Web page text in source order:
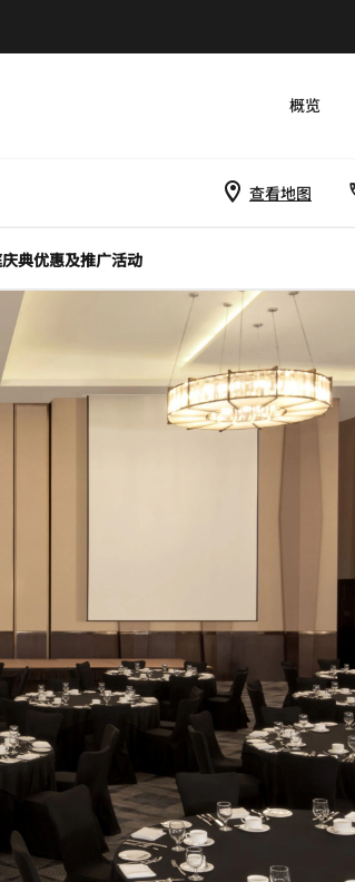
概览
查看地图
典优惠及推广活动